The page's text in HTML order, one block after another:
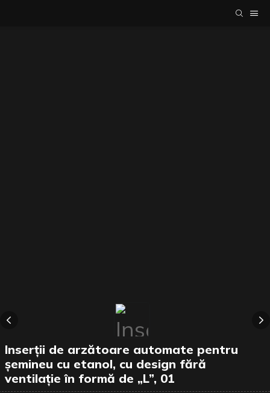
Inserții de arzătoare automate pentru
șemineu cu etanol, cu design fără
ventilație în formă de „L”, 01